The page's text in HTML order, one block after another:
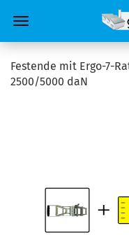
Festende mit Ergo-7-
2500/5000 daN